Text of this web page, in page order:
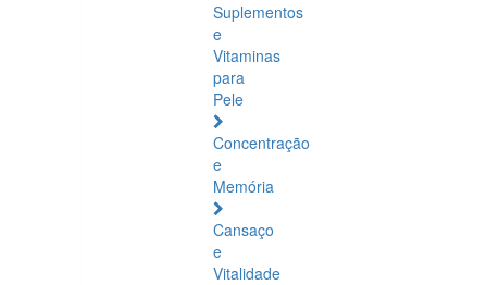
Suplementos
e
Vitaminas
para
Pele
Concentração
e
Memória
Cansaço
e
Vitalidade